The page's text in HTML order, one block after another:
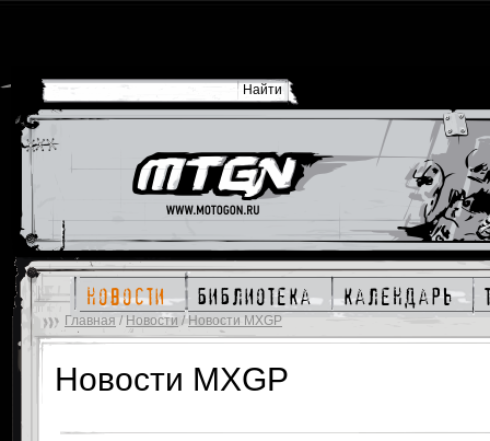
новости библиотека календарь
Главная / Новости /Новости MXGP
Новости MXGP